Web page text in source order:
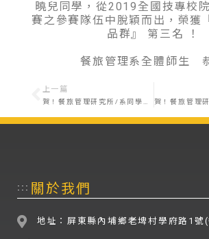
曉兒同學，從2019全國技專校
賽之參賽隊伍中脫穎而出，榮獲
品群』 第三名 ！
餐旅管理系全體師生
上一篇
賀！餐旅管理研究所/系同學榮獲「2019 第10屆美國密西根國際菁英盃競賽 」－藝術馬卡龍-冠軍、創意歐式麵包-冠軍
::: 關於我們
地址：屏東縣內埔鄉老埤村學府路1號